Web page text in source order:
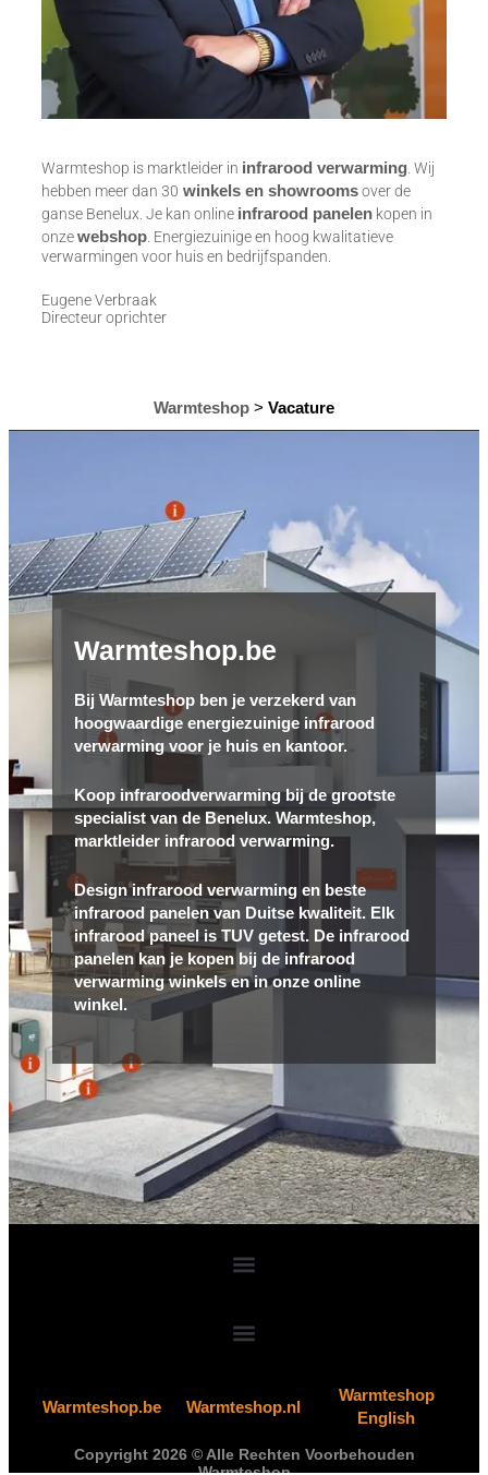
Warmteshop is marktleider in infrarood verwarming. Wij
hebben meer dan 30 winkels en showroomsover de
ganse Benelux. Je kan online infrarood panelen kopen in
onzewebshop. Energiezuinige en hoog kwalitatieve
verwarmingen voor huis en bedrijfspanden.
Eugene Verbraak
Directeur oprichter
Warmteshop > Vacature
Warmteshop.be
Bij Warmteshop ben je verzekerd van
hoogwaardige energiezuinige infrarood
verwarming voor je huis en kantoor.
Koop infraroodverwarming bij de grootste
specialist van de Benelux. Warmteshop,
marktleider infrarood verwarming.
Design infrarood verwarming en beste
infrarood panelen van Duitse kwaliteit. Elk
infrarood paneel is TUV getest. De infrarood
panelen kan je kopen bij de infrarood
verwarming winkels en in onze online
winkel.
Warmteshop.be Warmteshop.nl
Warmteshop
English
Copyright 2026 © Alle Rechten Voorbehouden